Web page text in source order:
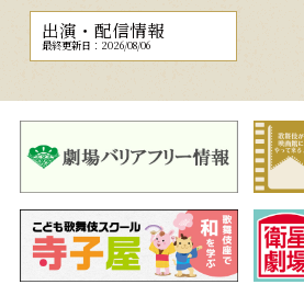
出演・配信情報
最終更新日：2026/08/06